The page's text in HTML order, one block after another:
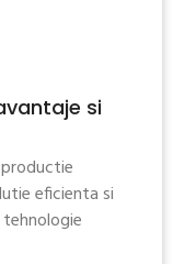
si
eficienta si